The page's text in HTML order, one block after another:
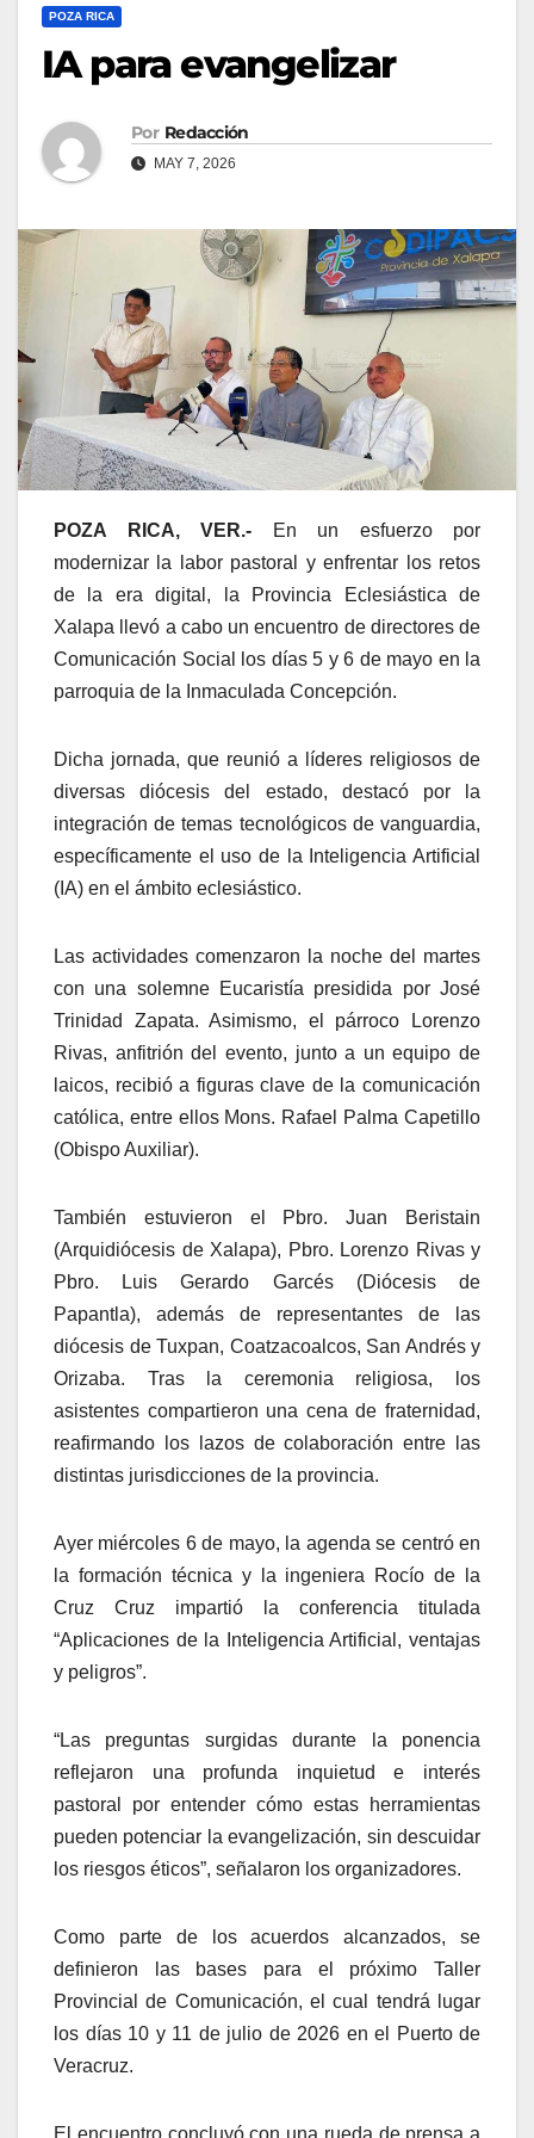
POZA RICA
IA para evangelizar
Por Redacción
MAY 7, 2026
POZA RICA, VER.- En un esfuerzo por
modernizar la labor pastoral y enfrentar los retos
de la era digital, la Provincia Eclesiástica de
Xalapa llevó a cabo un encuentro de directores de
Comunicación Social los días 5 y 6 de mayo en la
parroquia de la Inmaculada Concepción.
Dicha jornada, que reunió a líderes religiosos de
diversas diócesis del estado, destacó por la
integración de temas tecnológicos de vanguardia,
específicamente el uso de la Inteligencia Artificial
(IA) en el ámbito eclesiástico.
Las actividades comenzaron la noche del martes
con una solemne Eucaristía presidida por José
Trinidad Zapata. Asimismo, el párroco Lorenzo
Rivas, anfitrión del evento, junto a un equipo de
laicos, recibió a figuras clave de la comunicación
católica, entre ellos Mons. Rafael Palma Capetillo
(Obispo Auxiliar).
También estuvieron el Pbro. Juan Beristain
(Arquidiócesis de Xalapa), Pbro. Lorenzo Rivas y
Pbro. Luis Gerardo Garcés (Diócesis de
Papantla), además de representantes de las
diócesis de Tuxpan, Coatzacoalcos, San Andrés y
Orizaba. Tras la ceremonia religiosa, los
asistentes compartieron una cena de fraternidad,
reafirmando los lazos de colaboración entre las
distintas jurisdicciones de la provincia.
Ayer miércoles 6 de mayo, la agenda se centró en
la formación técnica y la ingeniera Rocío de la
Cruz Cruz impartió la conferencia titulada
“Aplicaciones de la Inteligencia Artificial, ventajas
y peligros”.
“Las preguntas surgidas durante la ponencia
reflejaron una profunda inquietud e interés
pastoral por entender cómo estas herramientas
pueden potenciar la evangelización, sin descuidar
los riesgos éticos”, señalaron los organizadores.
Como parte de los acuerdos alcanzados, se
definieron las bases para el próximo Taller
Provincial de Comunicación, el cual tendrá lugar
los días 10 y 11 de julio de 2026 en el Puerto de
Veracruz.